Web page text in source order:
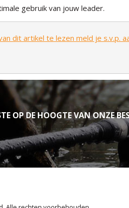
gebruik van jouw leader.
dit artikel te lezen meld je s.v.p.
OP DE HOOGTE VAN ONZE